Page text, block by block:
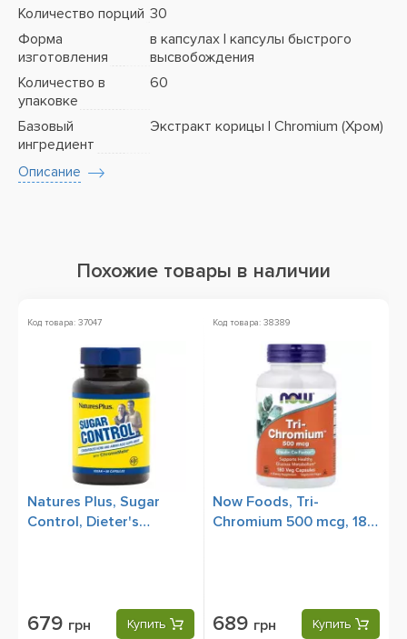
Количество порций 30
Форма
изготовления
в капсулах | капсулы быстрого
высвобождения
Количество в
упаковке
60
Базовый
ингредиент
Экстракт корицы | Chromium (Хром)
Описание
Похожие товары в наличии
Код товара: 37047
Natures Plus, Sugar
Control, Dieter's
679 грн Купить
Код товара: 38389
Now Foods, Tri-
Chromium 500 mcg, 180
689 грн Купить